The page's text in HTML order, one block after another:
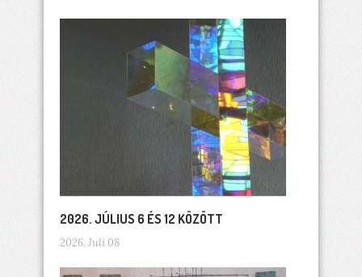
2026. JÚLIUS 6 ÉS 12 KÖZÖTT
2026. Juli 08